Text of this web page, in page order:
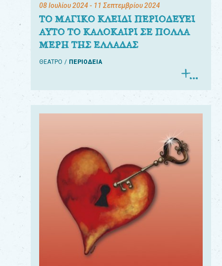
08 Ιουλίου 2024- 11 Σεπτεμβρίου 2024
ΤΟ ΜΑΓΙΚΟ ΚΛΕΙΔΙ ΠΕΡΙΟΔΕΥΕΙ
ΑΥΤΟ ΤΟ ΚΑΛΟΚΑΙΡΙ ΣΕ ΠΟΛΛΑ
ΜΕΡΗ ΤΗΣ ΕΛΛΑΔΑΣ
ΘΕΑΤΡΟ ΠΕΡΙΟΔΕΙΑ